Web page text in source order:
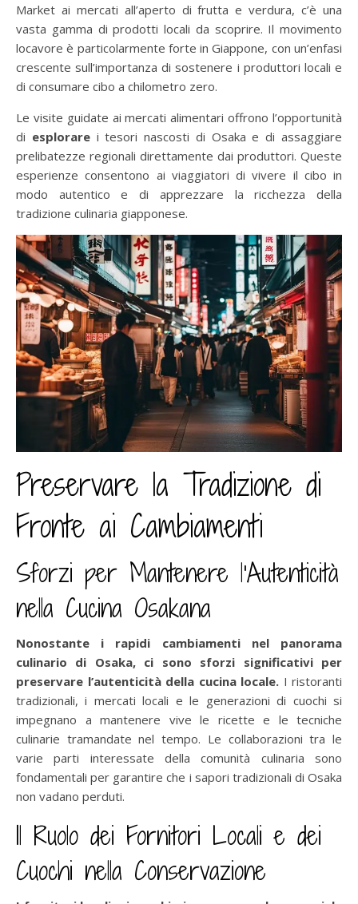
Market ai mercati all’aperto di frutta e verdura, c’è una
vasta gamma di prodotti locali da scoprire. Il movimento
locavore è particolarmente forte in Giappone, con un’enfasi
crescente sull’importanza di sostenere i produttori locali e
di consumare cibo a chilometro zero.
Le visite guidate ai mercati alimentari offrono l’opportunità
di esplorarei tesori nascosti di Osaka e di assaggiare
prelibatezze regionali direttamente dai produttori. Queste
esperienze consentono ai viaggiatori di vivere il cibo in
modo autentico e di apprezzare la ricchezza della
tradizione culinaria giapponese.
Preservare la Tradizione di
Fronte ai Cambiamenti
Sforzi per Mantenere l’Autenticità
nella Cucina Osakana
Nonostante i rapidi cambiamenti nel panorama
culinario di Osaka, ci sono sforzi significativi per
preservare l’autenticità della cucina locale. I ristoranti
tradizionali, i mercati locali e le generazioni di cuochi si
impegnano a mantenere vive le ricette e le tecniche
culinarie tramandate nel tempo. Le collaborazioni tra le
varie parti interessate della comunità culinaria sono
fondamentali per garantire che i sapori tradizionali di Osaka
non vadano perduti.
Il Ruolo dei Fornitori Locali e dei
Cuochi nella Conservazione